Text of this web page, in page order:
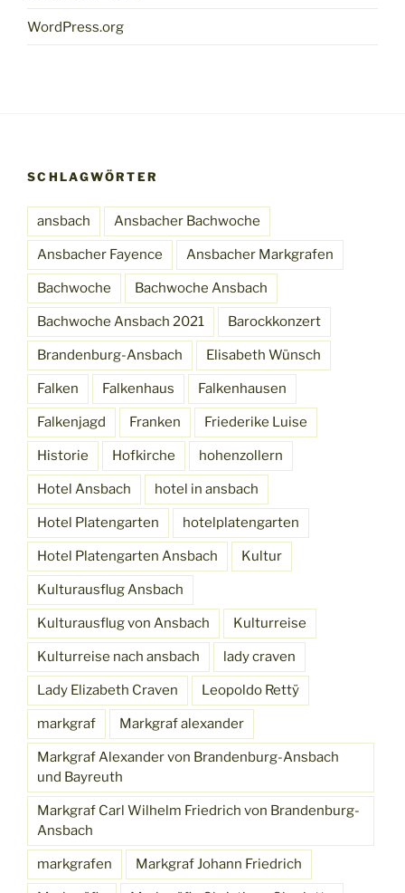
WordPress.org
SCHLAGWÖRTER
ansbach Ansbacher Bachwoche
Ansbacher Fayence Ansbacher Markgrafen
Bachwoche Bachwoche Ansbach
Bachwoche Ansbach 2021 Barockkonzert
Brandenburg-Ansbach Elisabeth Wünsch
Falken Falkenhaus Falkenhausen
Falkenjagd Franken Friederike Luise
Historie Hofkirche hohenzollern
Hotel Ansbach hotel in ansbach
Hotel Platengarten hotelplatengarten
Hotel Platengarten Ansbach Kultur
Kulturausflug Ansbach
Kulturausflug von Ansbach Kulturreise
Kulturreise nach ansbach lady craven
Lady Elizabeth Craven Leopoldo Rettÿ
markgraf Markgraf alexander
Markgraf Alexander von Brandenburg-Ansbach
und Bayreuth
Markgraf Carl Wilhelm Friedrich von Brandenburg-
Ansbach
markgrafen Markgraf Johann Friedrich